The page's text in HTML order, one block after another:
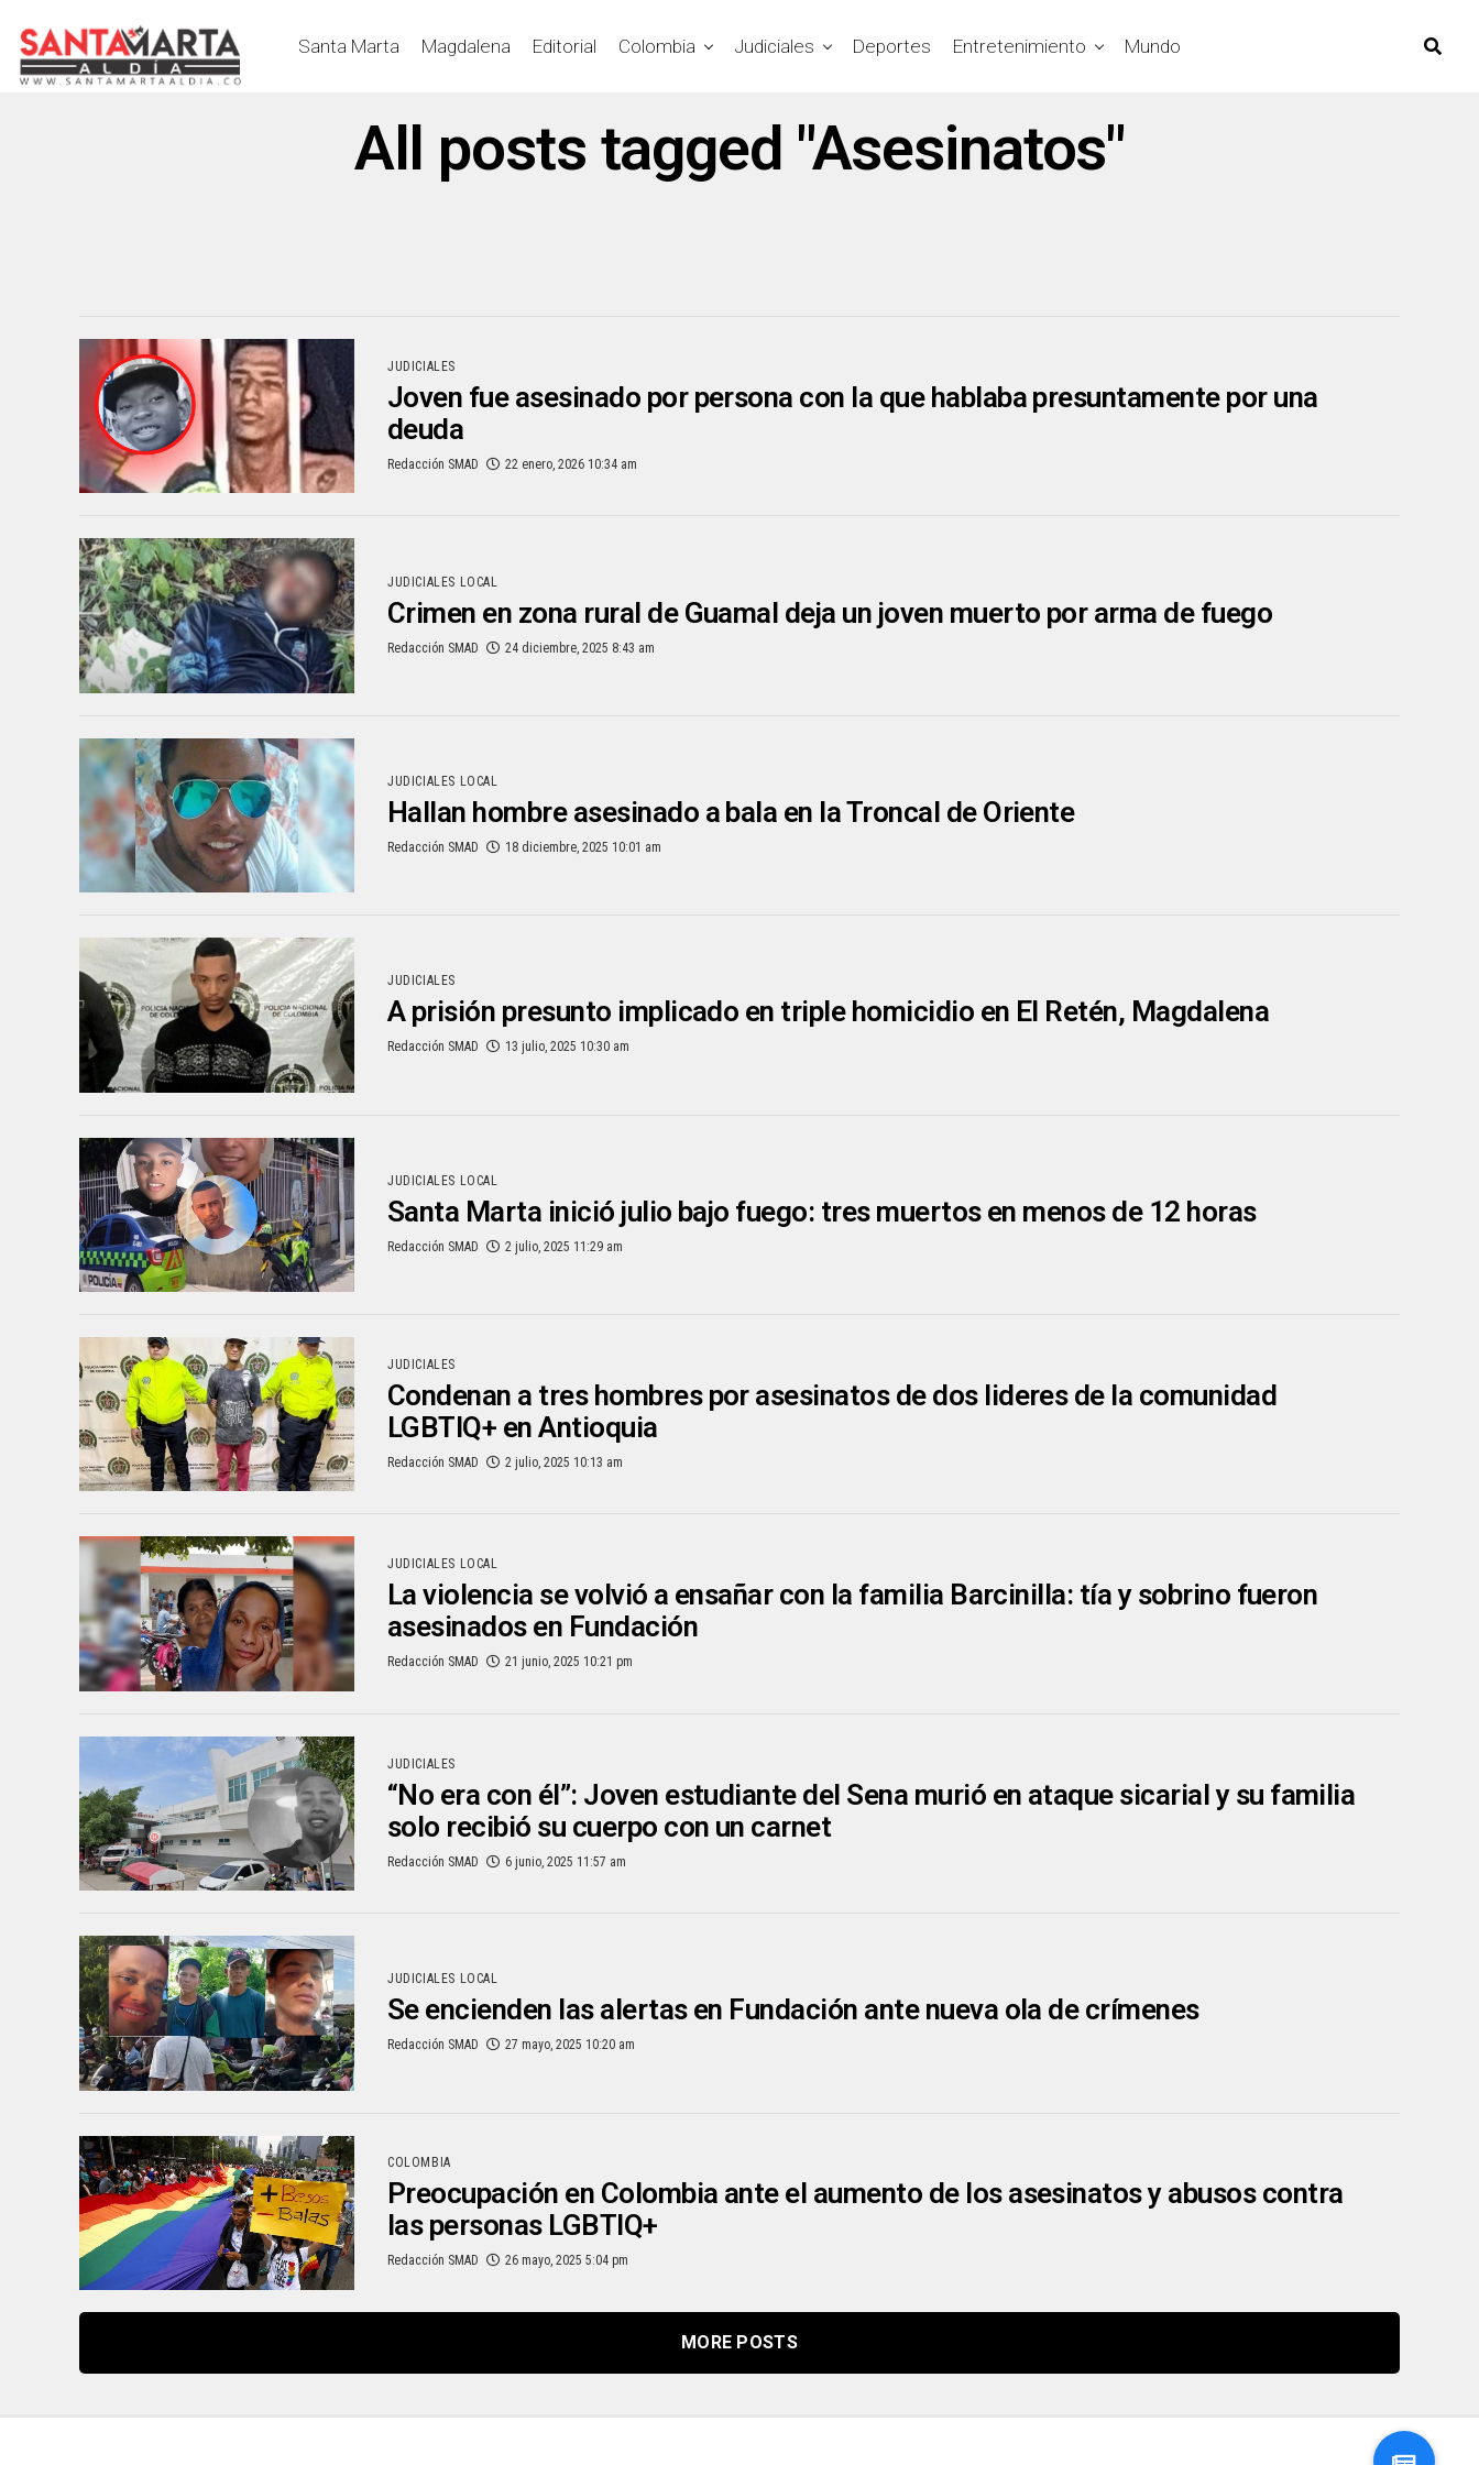
Santa Marta Magdalena Editorial Colombia Judiciales Deportes Entretenimiento Mundo
All posts tagged "Asesinatos"
JUDICIALES
Joven fue asesinado por persona con la que hablaba presuntamente por una
deuda
Redacción SMAD 22 enero, 2026 10:34 am
JUDICIALES LOCAL
Crimen en zona rural de Guamal deja un joven muerto por arma de fuego
Redacción SMAD 24 diciembre, 2025 8:43 am
JUDICIALES LOCAL
Hallan hombre asesinado a bala en la Troncal de Oriente
Redacción SMAD 18 diciembre, 2025 10:01 am
JUDICIALES
A prisión presunto implicado en triple homicidio en El Retén, Magdalena
Redacción SMAD 13 julio, 2025 10:30 am
JUDICIALES LOCAL
Santa Marta inició julio bajo fuego: tres muertos en menos de 12 horas
Redacción SMAD 2 julio, 2025 11:29 am
JUDICIALES
Condenan a tres hombres por asesinatos de dos lideres de la comunidad
LGBTIQ+ en Antioquia
Redacción SMAD 2 julio, 2025 10:13 am
JUDICIALES LOCAL
La violencia se volvió a ensañar con la familia Barcinilla: tía y sobrino fueron
asesinados en Fundación
Redacción SMAD 21 junio, 2025 10:21 pm
JUDICIALES
“No era con él”: Joven estudiante del Sena murió en ataque sicarial y su familia
solo recibió su cuerpo con un carnet
Redacción SMAD 6 junio, 2025 11:57 am
JUDICIALES LOCAL
Se encienden las alertas en Fundación ante nueva ola de crímenes
Redacción SMAD 27 mayo, 2025 10:20 am
COLOMBIA
Preocupación en Colombia ante el aumento de los asesinatos y abusos contra
las personas LGBTIQ+
Redacción SMAD 26 mayo, 2025 5:04 pm
MORE POSTS